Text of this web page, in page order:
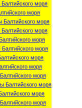
моря
моря
моря
моря
моря
моря
моря
моря
моря
Балтийского моря
моря
моря